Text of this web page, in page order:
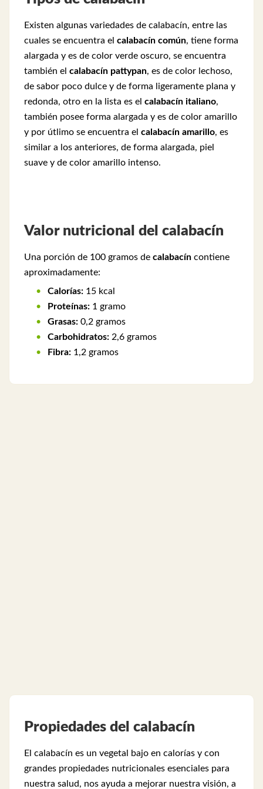
Existen algunas variedades de calabacín, entre las
cuales se encuentra el calabacín común, tiene forma
alargada y es de color verde oscuro, se encuentra
también el calabacín pattypan, es de color lechoso,
de sabor poco dulce y de forma ligeramente plana y
redonda, otro en la lista es el calabacín italiano,
también posee forma alargada y es de color amarillo
y por útlimo se encuentra el calabacín amarillo, es
similar a los anteriores, de forma alargada, piel
suave y de color amarillo intenso.
Valor nutricional del calabacín
Una porción de 100 gramos de calabacín contiene
aproximadamente:
Calorías: 15 kcal
Proteínas: 1 gramo
Grasas: 0,2 gramos
Carbohidratos: 2,6 gramos
Fibra: 1,2 gramos
Propiedades del calabacín
El calabacín es un vegetal bajo en calorías y con
grandes propiedades nutricionales esenciales para
nuestra salud, nos ayuda a mejorar nuestra visión, a